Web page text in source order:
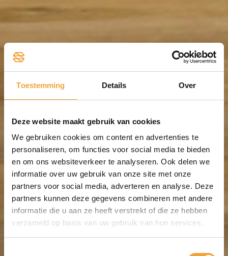
Toestemming Details Over
Deze website maakt gebruik van cookies
We gebruiken cookies om content en advertenties te
personaliseren, om functies voor social media te bieden
en om ons websiteverkeer te analyseren. Ook delen we
informatie over uw gebruik van onze site met onze
partners voor social media, adverteren en analyse. Deze
partners kunnen deze gegevens combineren met andere
informatie die u aan ze heeft verstrekt of die ze hebben
verzameld op basis van uw gebruik van hun services.